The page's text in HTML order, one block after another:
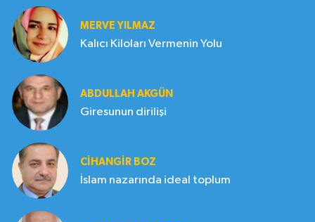
MERVE YILMAZ
Kalıcı Kiloları Vermenin Yolu
ABDULLAH AKGÜN
Giresunun dirilişi
CIHANGIR BOZ
İslam nazarında ideal toplum